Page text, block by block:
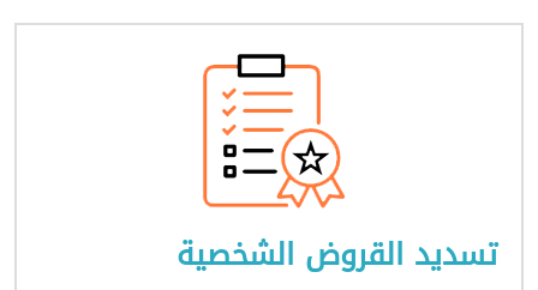
تسديد القروض الشخصية